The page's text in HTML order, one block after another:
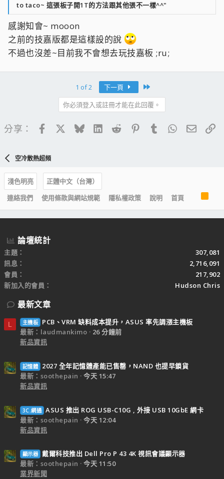
to taco~ 這張板子開1T的方法跟其他張不一樣^^"
感謝知會~ mooon
之前的技嘉版都是這樣設的說
不過也沒差~目前我不會想去玩技嘉板 ;ru;
1 of 2 下一頁
你必須登入或註冊才能在此回覆。
分享： FacebookBlueskyLinkedIn
Reddit PinterestTumblrWhatsApp
電子
空冷散熱超頻
淺色明亮
正體中文（台灣）
連絡我們
使用條款與網站規範 隱私權政策 說明 首頁
R
S
S
論壇統計
主題
307,081
訊息
2,716,091
會員
217,902
新加入的會員
Hudson Chris
最新文章
L 主機板
PCB、VRM 缺料成本提升，ASUS 率先調漲主機板
最新：laudmankimo
26 分鐘前
新品資訊
記憶體
2027 全年記憶體產能已售罄，NAND 也提早鎖貨
最新：soothepain
今天 15:47
新品資訊
3C.網通 ASUS 推出 ROG USB-C10G , 外接 USB 10GbE 網卡
最新：soothepain
今天 12:04
新品資訊
顯示器 戴爾科技推出 Dell Pro P 43 4K 視訊會議顯示器
最新：soothepain
今天 11:50
業界新聞